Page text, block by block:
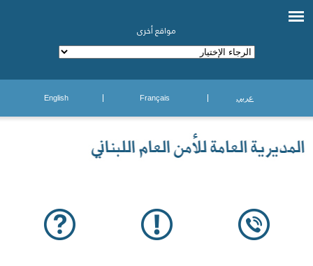
مواقع أخرى
عربي Français
English